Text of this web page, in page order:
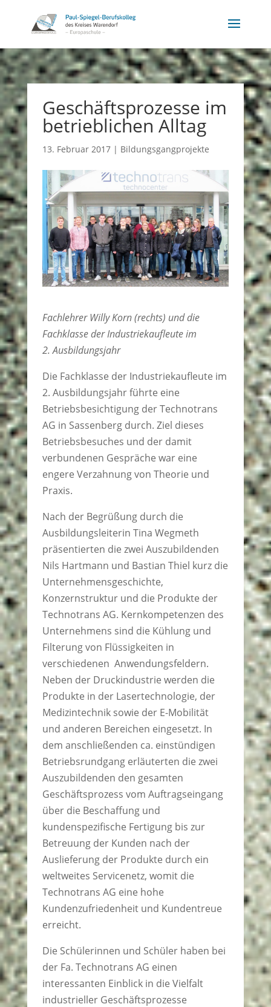
Geschäftsprozesse im
betrieblichen Alltag
13. Februar 2017| Bildungsgangprojekte
Fachlehrer Willy Korn (rechts) und die
Fachklasse der Industriekaufleute im
2.Ausbildungsjahr
Die Fachklasse der Industriekaufleute im
2. Ausbildungsjahr führte eine
Betriebsbesichtigung der Technotrans
AG in Sassenberg durch. Ziel dieses
Betriebsbesuches und der damit
verbundenen Gespräche war eine
engere Verzahnung von Theorie und
Praxis.
Nach der Begrüßung durch die
Ausbildungsleiterin Tina Wegmeth
präsentierten die zwei Auszubildenden
Nils Hartmann und Bastian Thiel kurz die
Unternehmensgeschichte,
Konzernstruktur und die Produkte der
Technotrans AG. Kernkompetenzen des
Unternehmens sind die Kühlung und
Filterung von Flüssigkeiten in
verschiedenen Anwendungsfeldern.
Neben der Druckindustrie werden die
Produkte in der Lasertechnologie, der
Medizintechnik sowie der E-Mobilität
und anderen Bereichen eingesetzt. In
dem anschließenden ca. einstündigen
Betriebsrundgang erläuterten die zwei
Auszubildenden den gesamten
Geschäftsprozess vom Auftragseingang
über die Beschaffung und
kundenspezifische Fertigung bis zur
Betreuung der Kunden nach der
Auslieferung der Produkte durch ein
weltweites Servicenetz, womit die
Technotrans AG eine hohe
Kundenzufriedenheit und Kundentreue
erreicht.
Die Schülerinnen und Schüler haben bei
der Fa. Technotrans AG einen
interessanten Einblick in die Vielfalt
industrieller Geschäftsprozesse